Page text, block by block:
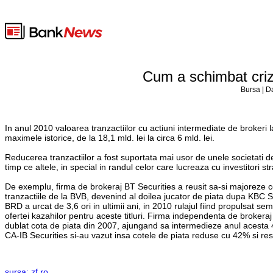
Cum a schimbat
Bursa |
In anul 2010 valoarea tranzactiilor cu actiuni intermediate de
maximele istorice, de la 18,1 mld. lei la circa 6 mld. lei.
Reducerea tranzactiilor a fost suportata mai usor de unele societati
timp ce altele, in special in randul celor care lucreaza cu investitori
De exemplu, firma de brokeraj BT Securities a reusit sa-si
tranzactiile de la BVB, devenind al doilea jucator de piata dupa
BRD a urcat de 3,6 ori in ultimii ani, in 2010 rulajul fiind propulsat
ofertei kazahilor pentru aceste titluri. Firma independenta de
dublat cota de piata din 2007, ajungand sa intermedieze anul
CA-IB Securities si-au vazut insa cotele de piata reduse cu 42% si